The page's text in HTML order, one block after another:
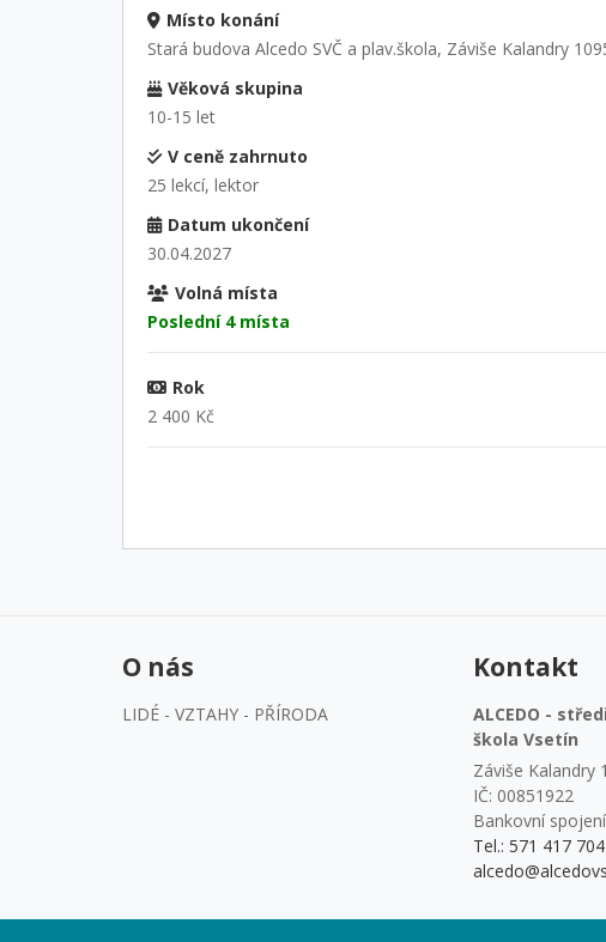
Místo konání
Stará budova Alcedo SVČ a plav.škola, Záviše Kalandry
Věková skupina
10-15 let
V ceně zahrnuto
25 lekcí, lektor
Datum ukončení
30.04.2027
Volná místa
Poslední 4 místa
Rok
2 400 Kč
O nás
LIDÉ - VZTAHY - PŘÍRODA
Kontakt
ALCEDO -
škola Vsetín
Záviše Kalandry
IČ: 00851922
Bankovní
Tel.: 571 417 704